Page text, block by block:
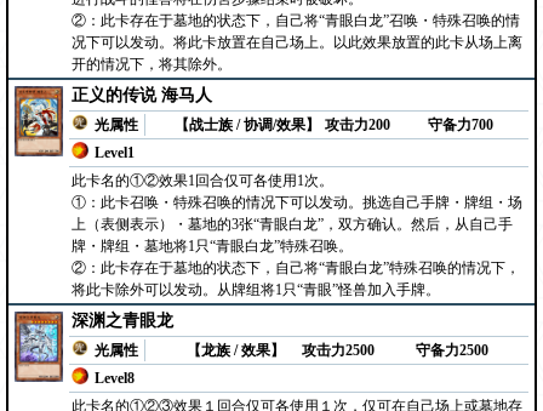
②：此卡存在于墓地的状态下，自己将“青眼白龙”召唤・特殊召唤的情
况下可以发动。将此卡放置在自己场上。以此效果放置的此卡从场上离
开的情况下，将其除外。
正义的传说 海马人
光属性
【战士族 / 协调/效果】
Level1
攻击力200 守备力700
此卡名的①②效果1回合仅可各使用1次。
①：此卡召唤・特殊召唤的情况下可以发动。挑选自己手牌・牌组・场
上（表侧表示）・墓地的3张“青眼白龙”，双方确认。然后，从自己手
牌・牌组・墓地将1只“青眼白龙”特殊召唤。
②：此卡存在于墓地的状态下，自己将“青眼白龙”特殊召唤的情况下，
将此卡除外可以发动。从牌组将1只“青眼”怪兽加入手牌。
深渊之青眼龙
光属性
【龙族 / 效果】
Level8
攻击力2500 守备力2500
此卡名的①②③效果１回合仅可各使用１次，仅可在自己场上或墓地存